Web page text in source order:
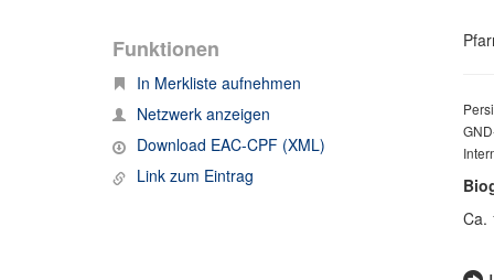
Funktionen
In Merkliste aufnehmen
Netzwerk anzeigen
Download EAC-CPF (XML)
Link zum Eintrag
Ca.